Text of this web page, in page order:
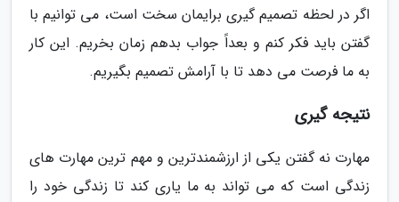
اگر در لحظه تصمیم گیری برایمان سخت است، می توانیم با
گفتن باید فکر کنم و بعداً جواب بدهم زمان بخریم. این کار
به ما فرصت می دهد تا با آرامش تصمیم بگیریم.
نتیجه گیری
مهارت نه گفتن یکی از ارزشمندترین و مهم ترین مهارت های
زندگی است که می تواند به ما یاری کند تا زندگی خود را